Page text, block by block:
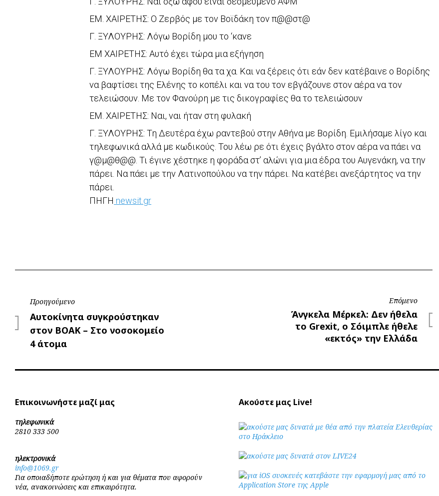
ΕΜ. ΧΑΙΡΕΤΗΣ: Ο Ζερβός με τον Βοϊδάκη τον π@@στ@
Γ. ΞΥΛΟΥΡΗΣ: Λόγω Βορίδη μου το ‘κανε
ΕΜ ΧΑΙΡΕΤΗΣ: Αυτό έχει τώρα μια εξήγηση
Γ. ΞΥΛΟΥΡΗΣ: Λόγω Βορίδη θα τα χα. Και να ξέρεις ότι εάν δεν κατέβαινε ο Βορίδης
να βαφτίσει της Ελένης το κοπέλι και να του τον εβγάζουνε στον αέρα να τον
τελειώσουν. Με τον Φανούρη με τις δικογραφίες θα το τελειώσουν
ΕΜ. ΧΑΙΡΕΤΗΣ: Ναι, ναι ήταν στη φυλακή
Γ. ΞΥΛΟΥΡΗΣ: Τη Δευτέρα έχω ραντεβού στην Αθήνα με Βορίδη. Εμιλήσαμε λίγο και
τηλεφωνικά αλλά με κωδικούς. Του λέω ρε ότι έχεις βγάλτο στον αέρα να πάει να
γ@μ@θ@@. Τι έγινε χέστηκε η φοράδα στ’ αλώνι για μια έδρα του Αυγενάκη, να την
πάρει. Να πάει με την Λατινοπούλου να την πάρει. Να κατέβει ανεξάρτητος να την
πάρει.
ΠΗΓΗ newsit.gr
Πλοήγηση
άρθρων
Προηγούμενο
Προηγούμενο
Αυτοκίνητα συγκρούστηκαν
στον ΒΟΑΚ – Στο νοσοκομείο
4 άτομα
Επόμενο
Επόμενο
Άνγκελα Μέρκελ: Δεν ήθελα
το Grexit, ο Σόιμπλε ήθελε
«εκτός» την Ελλάδα
Επικοινωνήστε μαζί μας
τηλεφωνικά
2810 333 500
ηλεκτρονικά
info@1069.gr
Για οποιαδήποτε ερώτηση ή και για θέματα που αφορούν
νέα, ανακοινώσεις και επικαιρότητα.
Ακούστε μας Live!